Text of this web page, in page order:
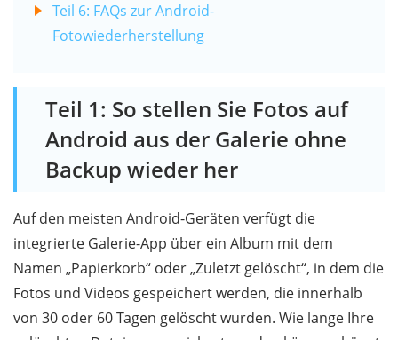
Teil 6: FAQs zur Android-
Fotowiederherstellung
Teil 1: So stellen Sie Fotos auf
Android aus der Galerie ohne
Backup wieder her
Auf den meisten Android-Geräten verfügt die
integrierte Galerie-App über ein Album mit dem
Namen „Papierkorb“ oder „Zuletzt gelöscht“, in dem die
Fotos und Videos gespeichert werden, die innerhalb
von 30 oder 60 Tagen gelöscht wurden. Wie lange Ihre